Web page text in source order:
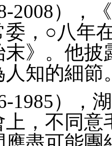
2008），
，○八年
》。他披
知的細節
1985），
，不同意